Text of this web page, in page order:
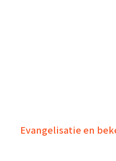
Evangelisatie en